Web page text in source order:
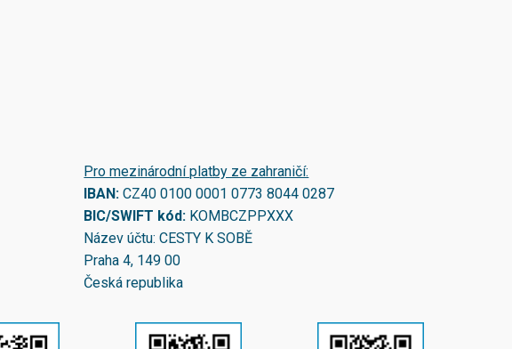
Pro mezinárodní platby ze zahraničí:
IBAN:CZ40 0100 0001 0773 8044 0287
BIC/SWIFT kód: KOMBCZPPXXX
Název účtu: CESTY K SOBĚ
Praha 4, 149 00
Česká republika